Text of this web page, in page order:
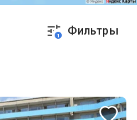
1 Фильтры